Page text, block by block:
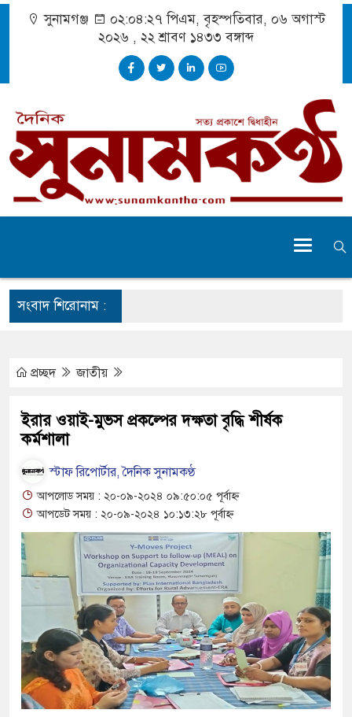
সুনামগঞ্জ ০২:০৪:২৮ পিএম, বৃহস্পতিবার, ০৬ অগাস্ট
২০২৬ , ২২ শ্রাবণ ১৪৩৩ বঙ্গাব্দ
সংবাদ শিরোনাম :
নিয়ে চলাচল
দিবস
চুলা জ্বলে না, পাম্পে দীর্ঘ লাইন
নিয়েছে দালাল চক্র
সম্প্রসারিত প্রশাসনিক ভবনের উদ্বোধন
চালানোর মুরোদ আওয়ামী লীগের নেই :
আইনে মামলা: নাদের, পলিন, রিপন-
প্রচ্ছদ জাতীয়
ইরার ওয়াই-মুভস প্রকল্পের দক্ষতা বৃদ্ধি শীর্ষক
কর্মশালা
স্টাফ রিপোর্টার, দৈনিক সুনামকণ্ঠ
আপলোড সময় : ২০-০৯-২০২৪ ০৯:৫০:০৫ পূর্বাহ্ন
আপডেট সময় : ২০-০৯-২০২৪ ১০:১৩:২৮ পূর্বাহ্ন